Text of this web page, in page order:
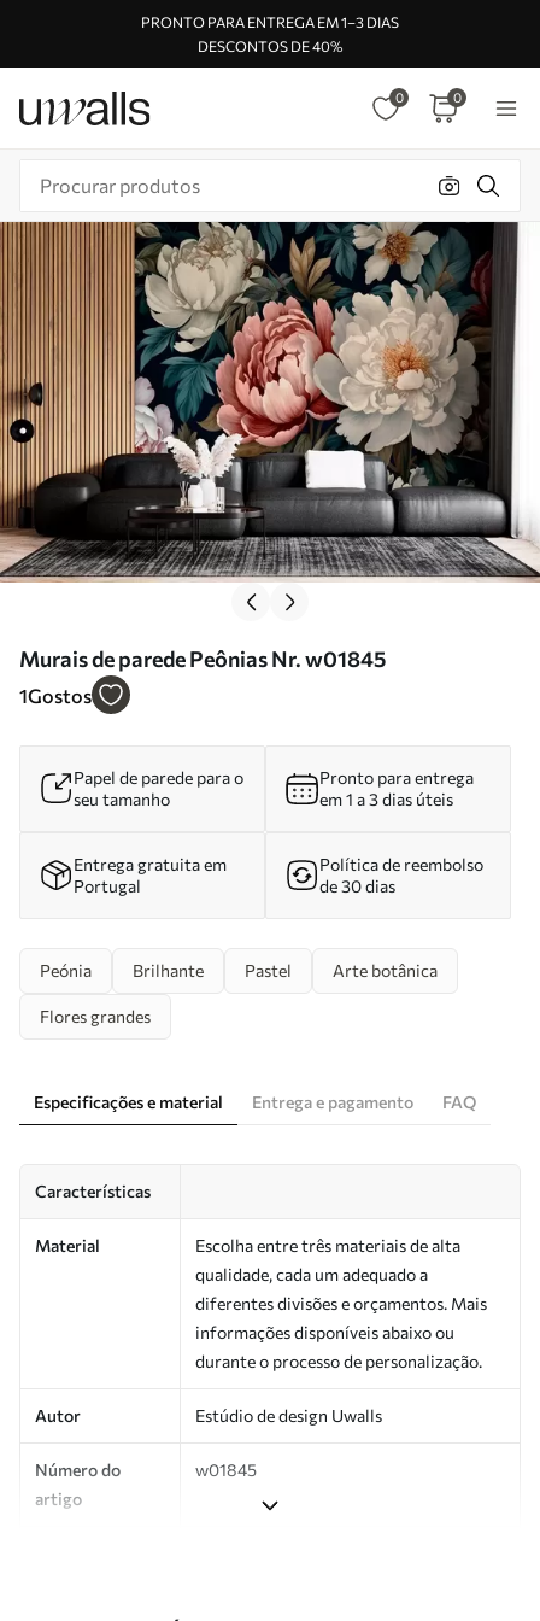
PRONTO PARA ENTREGA EM 1–3 DIAS
DESCONTOS DE 40%
0 0
Murais de parede Peônias Nr. w01845
1Gostos
Papel de parede para o
seu tamanho
Pronto para entrega
em 1 a 3 dias úteis
Entrega gratuita em
Portugal
Política de reembolso
de 30 dias
Peónia Brilhante Pastel Arte botânica
Flores grandes
Especificações e material Entrega e pagamento FAQ
Características
Material
Escolha entre três materiais de alta
qualidade, cada um adequado a
diferentes divisões e orçamentos. Mais
informações disponíveis abaixo ou
durante o processo de personalização.
Autor Estúdio de design Uwalls
Número do
artigo
w01845